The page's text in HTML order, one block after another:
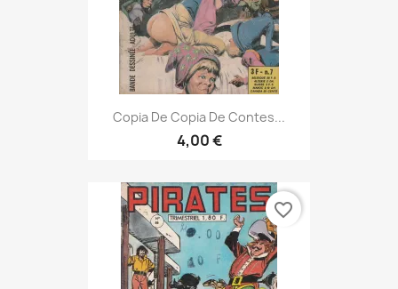
Copia De Copia De Contes...
4,00 €
favorite_border